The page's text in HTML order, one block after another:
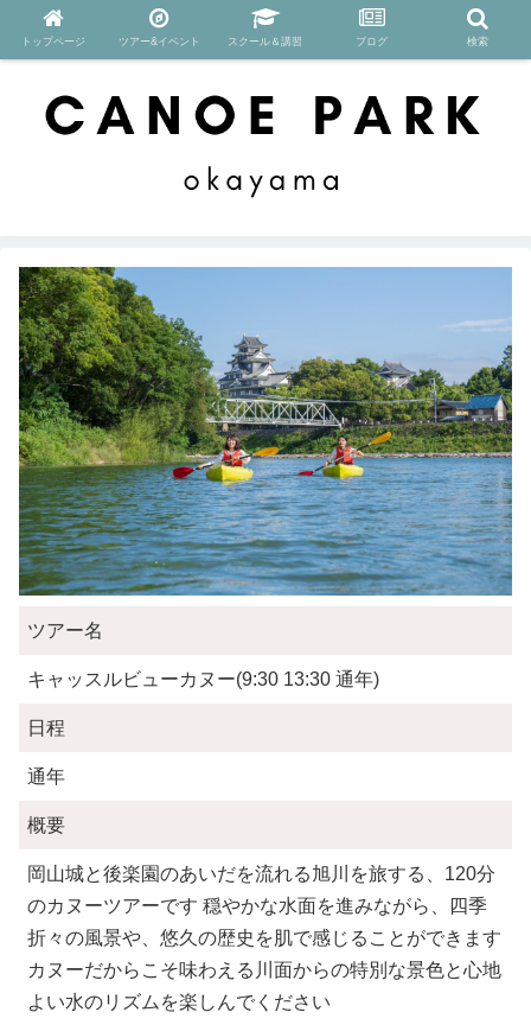
ツアー名
キャッスルビューカヌー(9:30 13:30 通年)
日程
通年
概要
岡山城と後楽園のあいだを流れる旭川を旅する、120分
のカヌーツアーです 穏やかな水面を進みながら、四季
折々の風景や、悠久の歴史を肌で感じることができます
カヌーだからこそ味わえる川面からの特別な景色と心地
よい水のリズムを楽しんでください
トップページ ツアー&イベント スクール＆講習 ブログ 検索